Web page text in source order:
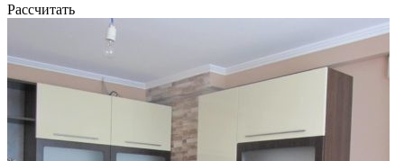
Рассчитать